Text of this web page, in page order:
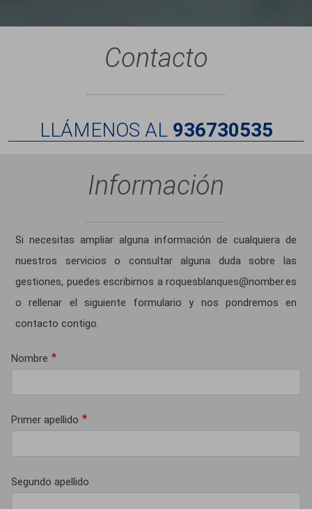
Contacto
LLÁMENOS AL 936730535
Información
Si necesitas ampliar alguna información de cualquiera de
nuestros servicios o consultar alguna duda sobre las
gestiones, puedes escribirnos a roquesblanques@nomber.es
o rellenar el siguiente formulario y nos pondremos en
contacto contigo.
Nombre
Primer apellido
Segundo apellido